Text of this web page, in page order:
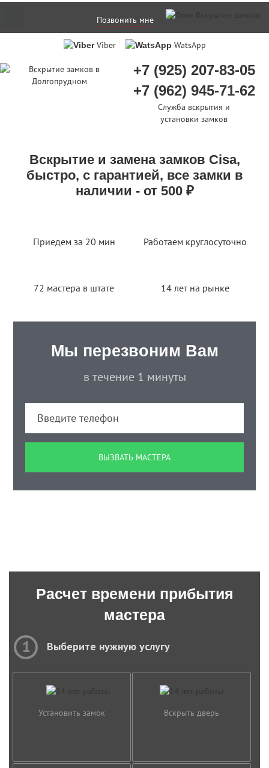
Позвонить мне
Viber WatsApp
+7 (925) 207-83-05
+7 (962) 945-71-62
Служба вскрытия и
установки замков
Вскрытие и замена замков Cisa,
быстро, с гарантией, все замки в
наличии - от 500 ₽
Приедем за 20 мин Работаем круглосуточно
72 мастера в штате 14 лет на рынке
Мы перезвоним Вам
в течение 1 минуты
Расчет времени прибытия
мастера
1 Выберите нужную услугу
Установить замок Вскрыть дверь